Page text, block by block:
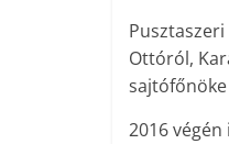
Ottóról,
2016